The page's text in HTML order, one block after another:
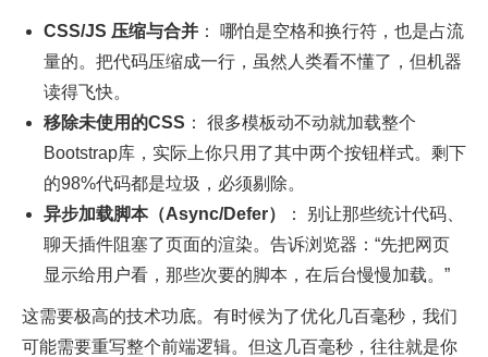
CSS/JS 压缩与合并 ： 哪怕是空格和换行符，也是占流
量的。把代码压缩成一行，虽然人类看不懂了，但机器
读得飞快。
移除未使用的CSS ： 很多模板动不动就加载整个
Bootstrap库，实际上你只用了其中两个按钮样式。剩下
的98%代码都是垃圾，必须剔除。
异步加载脚本（Async/Defer）
： 别让那些统计代码、
聊天插件阻塞了页面的渲染。告诉浏览器：“先把网页
显示给用户看，那些次要的脚本，在后台慢慢加载。”
这需要极高的技术功底。有时候为了优化几百毫秒，我们
可能需要重写整个前端逻辑。但这几百毫秒，往往就是你